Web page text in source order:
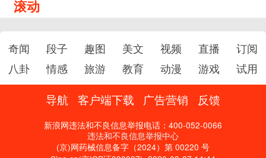
滚动
奇闻 段子 趣图 美文 视频 直播
订阅
八卦
情感 旅游 教育 动漫 游戏 试用
导航 客户端下载 广告营销 反馈
新浪网违法和不良信息举报电话：400-052-0066
违法和不良信息举报中心
(京)网药械信息备字（2024）第 00220 号